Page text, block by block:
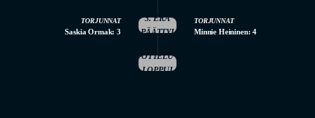
TORJUNNAT
Saskia Ormak: 3
3. ERÄ
PÄÄTTYI
TORJUNNAT
Minnie Heininen: 4
OTTELU
LOPPUI